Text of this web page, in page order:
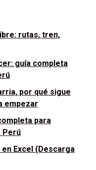
rutas, tren,
guía completa
por qué sigue
empezar
para
Perú
Excel (Descarga